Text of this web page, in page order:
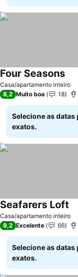
Casa/apartamento inteiro
Four Seasons
8,2 Muito boa 18
Selecione as
exatos.
Casa/apartamento inteiro
Seafarers Loft
9,2 Excelente 66
Selecione as
exatos.